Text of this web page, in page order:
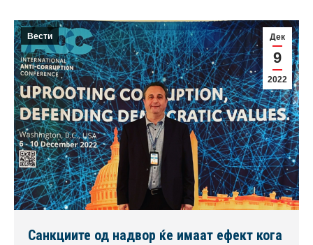
Дек
9
2022
Вести
Санкциите од надвор ќе имаат ефект кога